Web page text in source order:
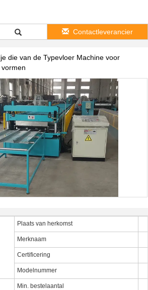
Contactleverancier
die van de Typevloer Machine voor
Plaats van herkomst
Merknaam
Certificering
Modelnummer
Min. bestelaantal